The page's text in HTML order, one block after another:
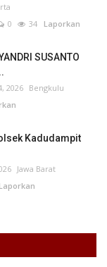
0 34 Laporkan
SUSANTO
2026 Bengkulu
Kadudampit
Jawa Barat